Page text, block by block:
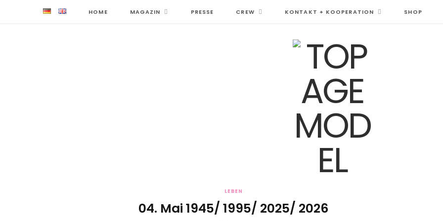
HOME MAGAZIN PRESSE CREW KONTAKT + KOOPERATION SHOP
LEBEN
04. Mai 1945/ 1995/ 2025/ 2026